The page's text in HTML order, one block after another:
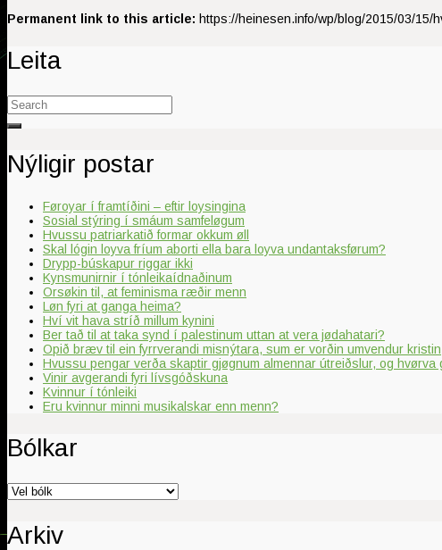
Permanent link to this article: https://heinesen.info/wp/blog/2015/03/15/
Leita
Search
for:
Nýligir postar
Føroyar í framtíðini – eftir loysingina
Sosial stýring í smáum samfeløgum
Hvussu patriarkatið formar okkum øll
Skal lógin loyva fríum aborti ella bara loyva undantaksførum?
Drypp-búskapur riggar ikki
Kynsmunirnir í tónleikaídnaðinum
Orsøkin til, at feminisma ræðir menn
Løn fyri at ganga heima?
Hví vit hava stríð millum kynini
Ber tað til at taka synd í palestinum uttan at vera jødahatari?
Opið bræv til ein fyrrverandi misnýtara, sum er vorðin umvendur kristin
Hvussu pengar verða skaptir gjøgnum almennar útreiðslur, og hvørva
Vinir avgerandi fyri lívsgóðskuna
Kvinnur í tónleiki
Eru kvinnur minni musikalskar enn menn?
Bólkar
Bólkar
Arkiv